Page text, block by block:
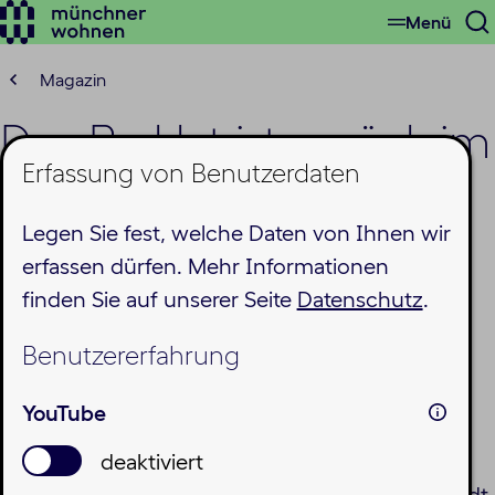
Erfassung von Benutzerdaten
Legen Sie fest, welche Daten von Ihnen wir
erfassen dürfen. Mehr Informationen
finden Sie auf unserer Seite Datenschutz.
Benutzererfahrung
YouTube
deaktiviert
Zum
springen
Menü
Magazin
Das Parklet ist zurück im
Harthof
Donnerstag, 30.04.2026
Aus zwei Parkplätzen entsteht ein lebendiger
wieder 20 Quadratmeter Straßenfläche in einen
gemütlichen, konsumfreien Aufenthaltsort –